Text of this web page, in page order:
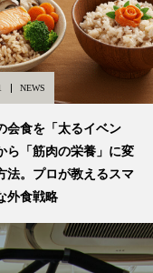
NEWS
会食を「太るイベン
ら「筋肉の栄養」に変
法。プロが教えるスマ
外食戦略